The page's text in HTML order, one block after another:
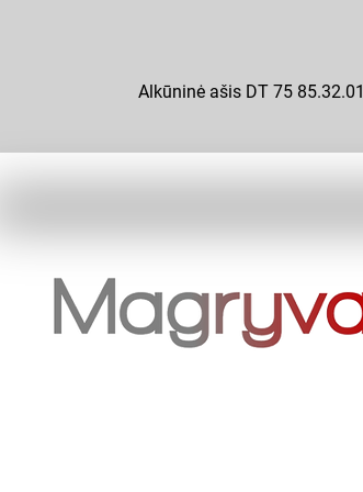
Alkūninė ašis DT 75